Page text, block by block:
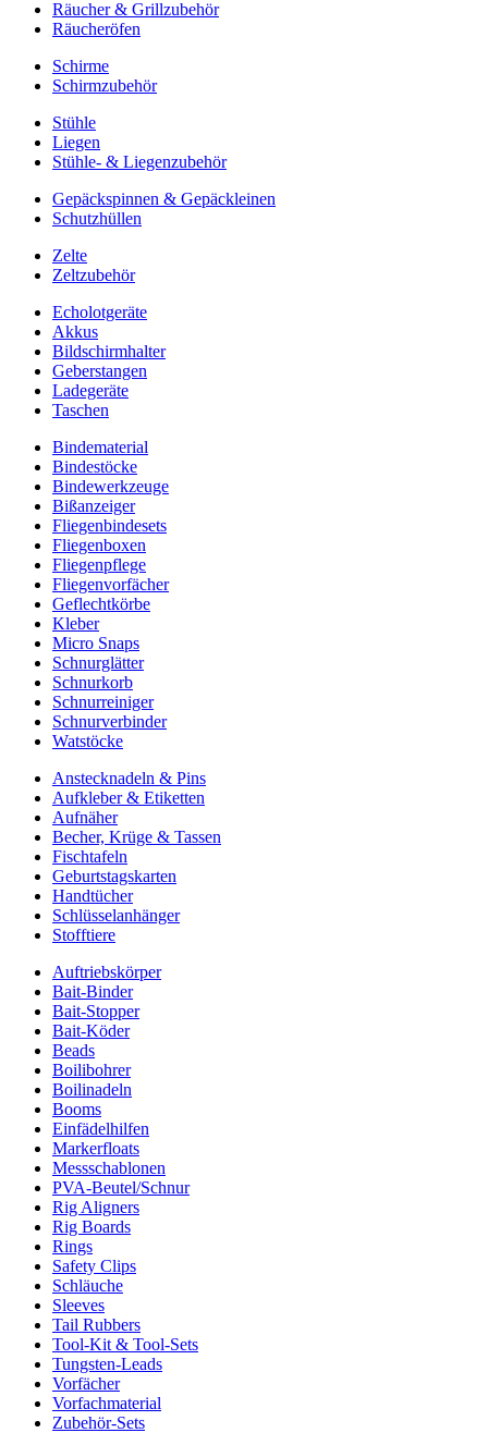
Räucher & Grillzubehör
Räucheröfen
Schirme
Schirmzubehör
Stühle
Liegen
Stühle- & Liegenzubehör
Gepäckspinnen & Gepäckleinen
Schutzhüllen
Zelte
Zeltzubehör
Echolotgeräte
Akkus
Bildschirmhalter
Geberstangen
Ladegeräte
Taschen
Bindematerial
Bindestöcke
Bindewerkzeuge
Bißanzeiger
Fliegenbindesets
Fliegenboxen
Fliegenpflege
Fliegenvorfächer
Geflechtkörbe
Kleber
Micro Snaps
Schnurglätter
Schnurkorb
Schnurreiniger
Schnurverbinder
Watstöcke
Anstecknadeln & Pins
Aufkleber & Etiketten
Aufnäher
Becher, Krüge & Tassen
Fischtafeln
Geburtstagskarten
Handtücher
Schlüsselanhänger
Stofftiere
Auftriebskörper
Bait-Binder
Bait-Stopper
Bait-Köder
Beads
Boilibohrer
Boilinadeln
Booms
Einfädelhilfen
Markerfloats
Messschablonen
PVA-Beutel/Schnur
Rig Aligners
Rig Boards
Rings
Safety Clips
Schläuche
Sleeves
Tail Rubbers
Tool-Kit & Tool-Sets
Tungsten-Leads
Vorfächer
Vorfachmaterial
Zubehör-Sets